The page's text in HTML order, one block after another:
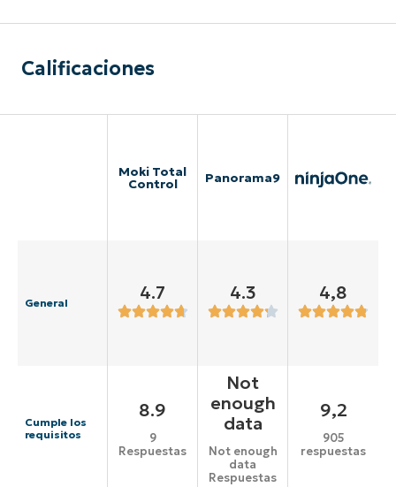
Calificaciones
Moki Total
Control Panorama9
General 4.7 4.3 4,8
Cumple los
requisitos
8.9
9
Respuestas
Not
enough
data
Not enough
data
Respuestas
9,2
905
respuestas